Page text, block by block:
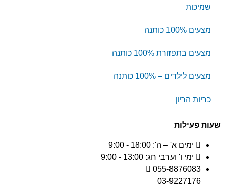
שמיכות
מצעים 100% כותנה
מצעים בתפזורת 100% כותנה
מצעים לילדים – 100% כותנה
כריות הריון
שעות פעילות
ימים א' – ה': 18:00 - 9:00
ימי ו' וערבי חג: 13:00 - 9:00
055-8876083
03-9227176